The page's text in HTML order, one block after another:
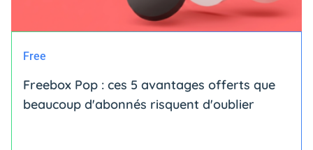
Free
Freebox Pop : ces 5 avantages offerts que
beaucoup d'abonnés risquent d'oublier